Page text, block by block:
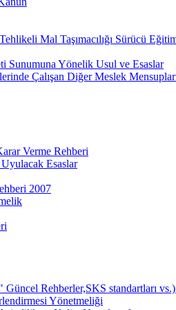
Mal Taşımacılığı Sürücü
Sunumuna Yönelik Usul ve Esaslar
Çalışan Diğer Meslek
Verme Rehberi
Esaslar
2007
Rehberler,SKS standartları
Yönetmeliği